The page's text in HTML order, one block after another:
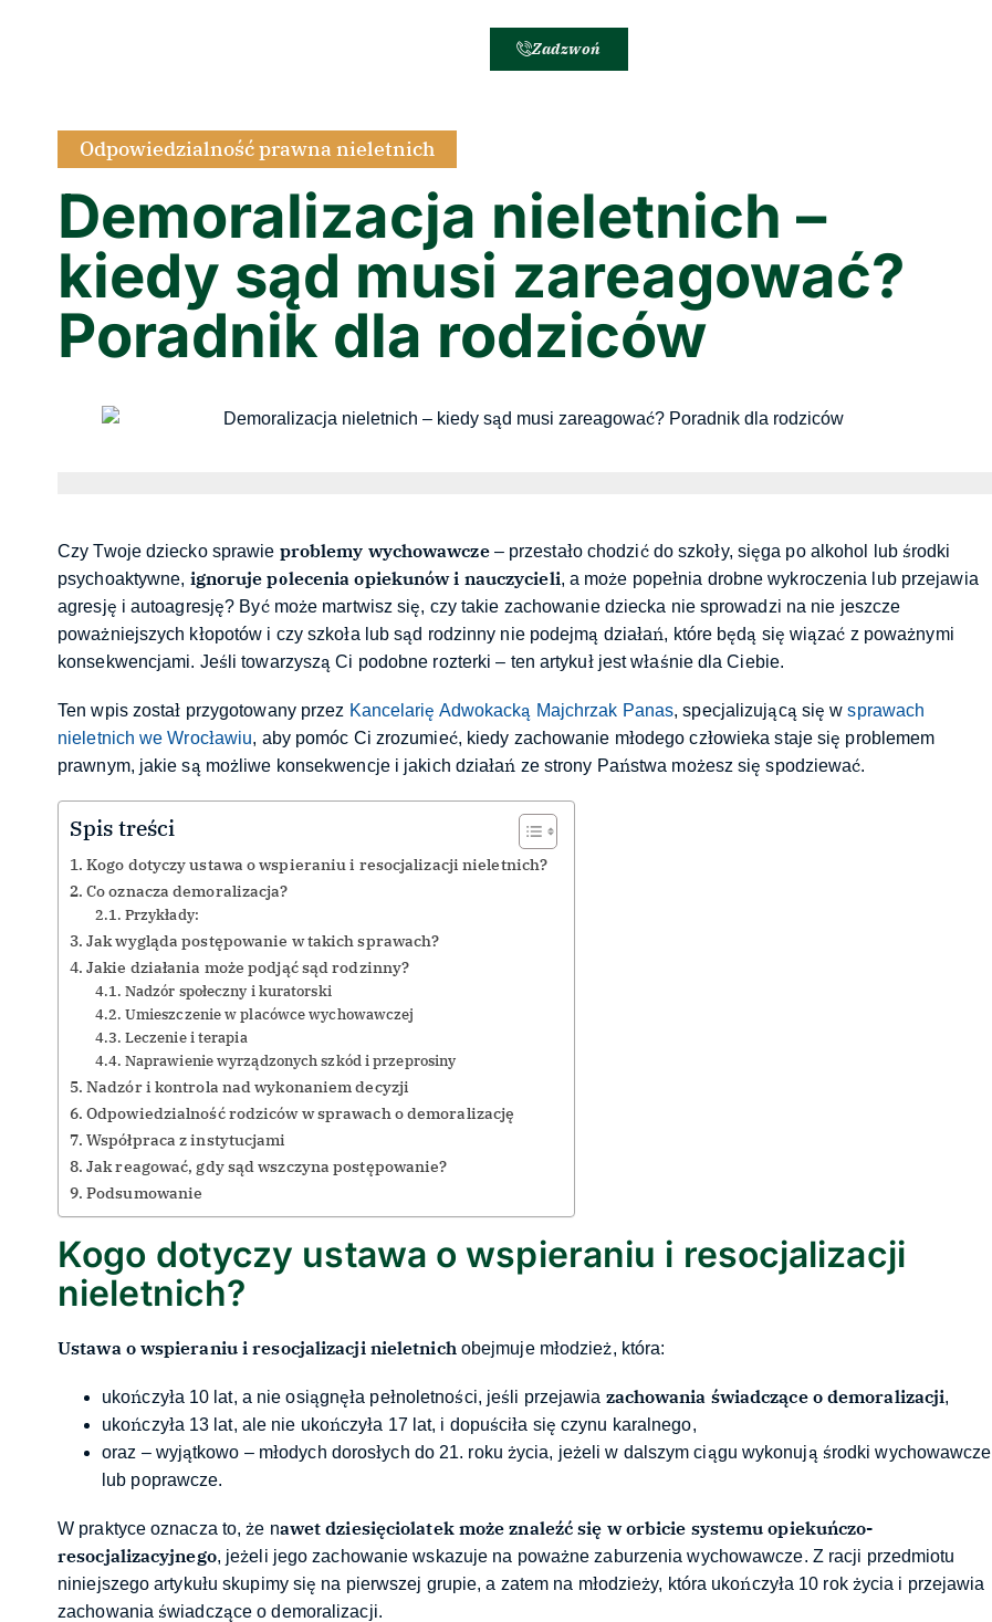
Zadzwoń
Odpowiedzialność prawna nieletnich
Demoralizacja nieletnich –
kiedy sąd musi zareagować?
Poradnik dla rodziców
Czy Twoje dziecko sprawie problemy wychowawcze– przestało chodzić do szkoły, sięga po alkohol lub środki
psychoaktywne, ignoruje polecenia opiekunów i nauczycieli, a może popełnia drobne wykroczenia lub przejawia
agresję i autoagresję? Być może martwisz się, czy takie zachowanie dziecka nie sprowadzi na nie jeszcze
poważniejszych kłopotów i czy szkoła lub sąd rodzinny nie podejmą działań, które będą się wiązać z poważnymi
konsekwencjami. Jeśli towarzyszą Ci podobne rozterki – ten artykuł jest właśnie dla Ciebie.
Ten wpis został przygotowany przez Kancelarię Adwokacką Majchrzak Panas, specjalizującą się wsprawach
nieletnich we Wrocławiu, aby pomóc Ci zrozumieć, kiedy zachowanie młodego człowieka staje się problemem
prawnym, jakie są możliwe konsekwencje i jakich działań ze strony Państwa możesz się spodziewać.
Spis treści
Kogo dotyczy ustawa o wspieraniu i resocjalizacji nieletnich?
Co oznacza demoralizacja?
Przykłady:
Jak wygląda postępowanie w takich sprawach?
Jakie działania może podjąć sąd rodzinny?
Nadzór społeczny i kuratorski
Umieszczenie w placówce wychowawczej
Leczenie i terapia
Naprawienie wyrządzonych szkód i przeprosiny
Nadzór i kontrola nad wykonaniem decyzji
Odpowiedzialność rodziców w sprawach o demoralizację
Współpraca z instytucjami
Jak reagować, gdy sąd wszczyna postępowanie?
Podsumowanie
Kogo dotyczy ustawa o wspieraniu i resocjalizacji
nieletnich?
Ustawa o wspieraniu i resocjalizacji nieletnich obejmuje młodzież, która:
ukończyła 10 lat, a nie osiągnęła pełnoletności, jeśli przejawia zachowania świadczące o demoralizacji,
ukończyła 13 lat, ale nie ukończyła 17 lat, i dopuściła się czynu karalnego,
oraz – wyjątkowo – młodych dorosłych do 21. roku życia, jeżeli w dalszym ciągu wykonują środki wychowawcze
lub poprawcze.
W praktyce oznacza to, że nawet dziesięciolatek może znaleźć się w orbicie systemu opiekuńczo-
resocjalizacyjnego, jeżeli jego zachowanie wskazuje na poważne zaburzenia wychowawcze. Z racji przedmiotu
niniejszego artykułu skupimy się na pierwszej grupie, a zatem na młodzieży, która ukończyła 10 rok życia i przejawia
zachowania świadczące o demoralizacji.